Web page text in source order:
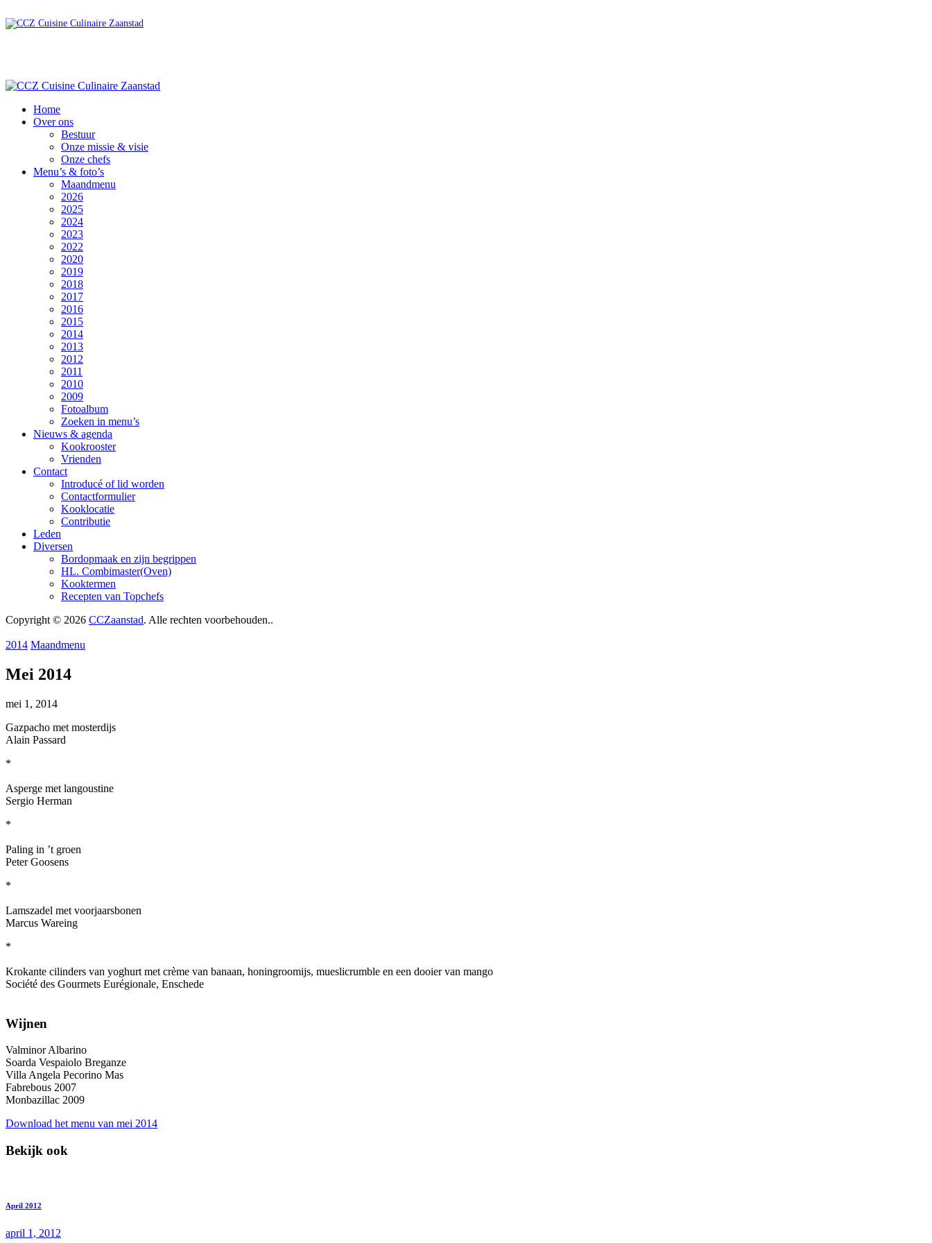
Home
Over ons
Bestuur
Onze missie & visie
Onze chefs
Menu’s & foto’s
Maandmenu
2026
2025
2024
2023
2022
2020
2019
2018
2017
2016
2015
2014
2013
2012
2011
2010
2009
Fotoalbum
Zoeken in menu’s
Nieuws & agenda
Kookrooster
Vrienden
Contact
Introducé of lid worden
Contactformulier
Kooklocatie
Contributie
Leden
Diversen
Bordopmaak en zijn begrippen
HL. Combimaster(Oven)
Kooktermen
Recepten van Topchefs
Copyright © 2026 CCZaanstad. Alle rechten voorbehouden..
2014 Maandmenu
Mei 2014
mei 1, 2014
Gazpacho met mosterdijs
Alain Passard
*
Asperge met langoustine
Sergio Herman
*
Paling in ’t groen
Peter Goosens
*
Lamszadel met voorjaarsbonen
Marcus Wareing
*
Krokante cilinders van yoghurt met crème van banaan, honingroomijs, mueslicrumble en een dooier van mango
Société des Gourmets Eurégionale, Enschede
Wijnen
Valminor Albarino
Soarda Vespaiolo Breganze
Villa Angela Pecorino Mas
Fabrebous 2007
Monbazillac 2009
Download het menu van mei 2014
Bekijk ook
April 2012
april 1, 2012